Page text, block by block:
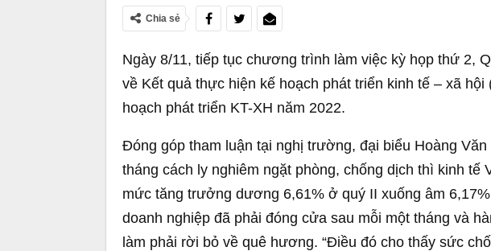
Chia sẻ
Ngày 8/11, tiếp tục chương trình làm việc kỳ họp thứ 2,
về Kết quả thực hiện kế hoạch phát triển kinh tế – xã
hoạch phát triển KT-XH năm 2022.
Đóng góp tham luận tại nghị trường, đại biểu Hoàng
tháng cách ly nghiêm ngặt phòng, chống dịch thì kinh tế
mức tăng trưởng dương 6,61% ở quý II xuống âm
doanh nghiệp đã phải đóng cửa sau mỗi một tháng và
làm phải rời bỏ về quê hương. “Điều đó cho thấy sức